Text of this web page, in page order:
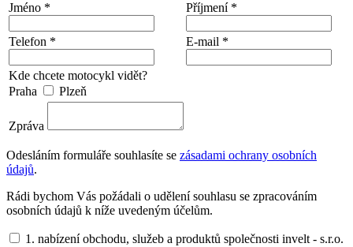
Jméno * Příjmení *
Telefon * E-mail *
Kde chcete motocykl vidět?
Praha
Plzeň
Zpráva
Odesláním formuláře souhlasíte se zásadami ochrany osobních
údajů.
Rádi bychom Vás požádali o udělení souhlasu se zpracováním
osobních údajů k níže uvedeným účelům.
1. nabízení obchodu, služeb a produktů společnosti invelt - s.r.o.